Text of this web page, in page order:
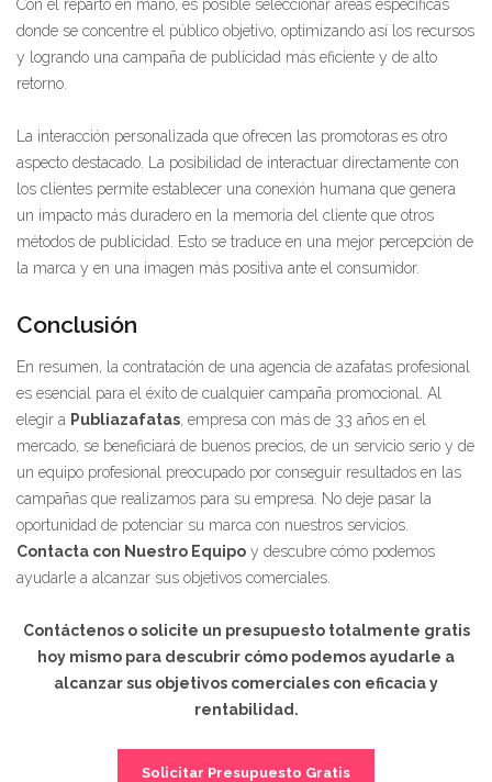
Con el reparto en mano, es posible seleccionar áreas específicas
donde se concentre el público objetivo, optimizando así los recursos
y logrando una campaña de publicidad más eficiente y de alto
retorno.
La interacción personalizada que ofrecen las promotoras es otro
aspecto destacado. La posibilidad de interactuar directamente con
los clientes permite establecer una conexión humana que genera
un impacto más duradero en la memoria del cliente que otros
métodos de publicidad. Esto se traduce en una mejor percepción de
la marca y en una imagen más positiva ante el consumidor.
Conclusión
En resumen, la contratación de una agencia de azafatas profesional
es esencial para el éxito de cualquier campaña promocional. Al
elegir a Publiazafatas, empresa con más de 33 años en el
mercado, se beneficiará de buenos precios, de un servicio serio y de
un equipo profesional preocupado por conseguir resultados en las
campañas que realizamos para su empresa. No deje pasar la
oportunidad de potenciar su marca con nuestros servicios.
Contacta con Nuestro Equipo y descubre cómo podemos
ayudarle a alcanzar sus objetivos comerciales.
Contáctenos o solicite un presupuesto totalmente gratis
hoy mismo para descubrir cómo podemos ayudarle a
alcanzar sus objetivos comerciales con eficacia y
rentabilidad.
Solicitar Presupuesto Gratis